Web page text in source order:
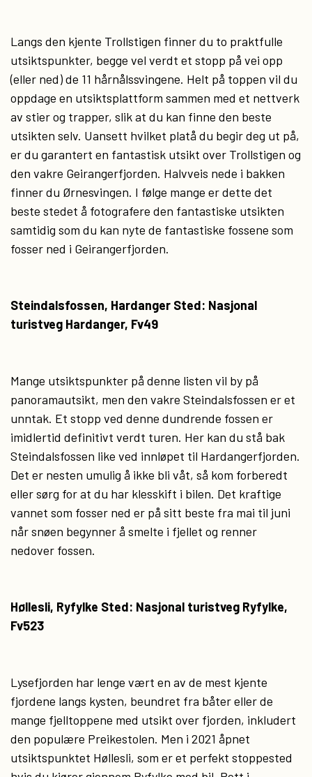
Langs den kjente Trollstigen finner du to praktfulle
utsiktspunkter, begge vel verdt et stopp på vei opp
(eller ned) de 11 hårnålssvingene. Helt på toppen vil du
oppdage en utsiktsplattform sammen med et nettverk
av stier og trapper, slik at du kan finne den beste
utsikten selv. Uansett hvilket platå du begir deg ut på,
er du garantert en fantastisk utsikt over Trollstigen og
den vakre Geirangerfjorden. Halvveis nede i bakken
finner du Ørnesvingen. I følge mange er dette det
beste stedet å fotografere den fantastiske utsikten
samtidig som du kan nyte de fantastiske fossene som
fosser ned i Geirangerfjorden.
Steindalsfossen, Hardanger Sted: Nasjonal
turistveg Hardanger, Fv49
Mange utsiktspunkter på denne listen vil by på
panoramautsikt, men den vakre Steindalsfossen er et
unntak. Et stopp ved denne dundrende fossen er
imidlertid definitivt verdt turen. Her kan du stå bak
Steindalsfossen like ved innløpet til Hardangerfjorden.
Det er nesten umulig å ikke bli våt, så kom forberedt
eller sørg for at du har klesskift i bilen. Det kraftige
vannet som fosser ned er på sitt beste fra mai til juni
når snøen begynner å smelte i fjellet og renner
nedover fossen.
Høllesli, Ryfylke Sted: Nasjonal turistveg Ryfylke,
Fv523
Lysefjorden har lenge vært en av de mest kjente
fjordene langs kysten, beundret fra båter eller de
mange fjelltoppene med utsikt over fjorden, inkludert
den populære Preikestolen. Men i 2021 åpnet
utsiktspunktet Høllesli, som er et perfekt stoppested